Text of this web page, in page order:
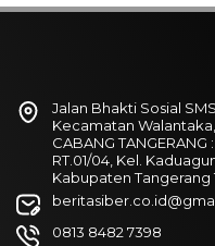
Jalan Bhakti Sosial
Kecamatan
CABANG
RT.01/04, Kel.
Kabupaten Tangerang
0813 8482 7398